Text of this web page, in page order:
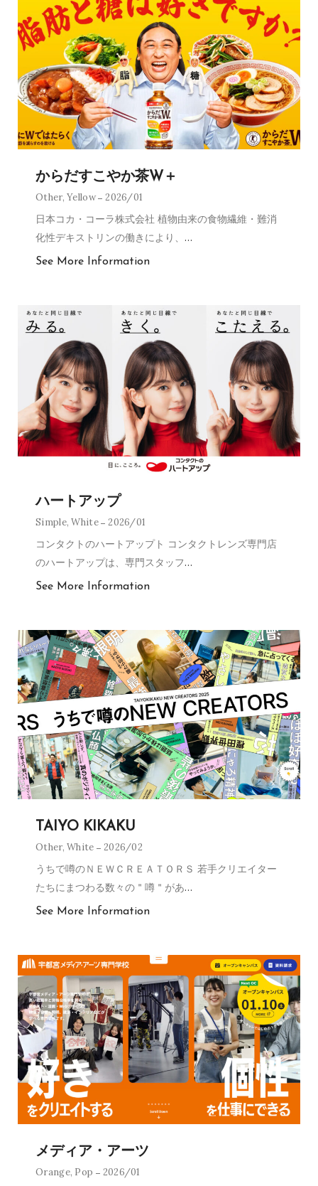
からだすこやか茶W＋
Other,Yellow 2026/01
日本コカ・コーラ株式会社 植物由来の食物繊維・難消
化性デキストリンの働きにより、 …
See More Information
ハートアップ
Simple,White 2026/01
コンタクトのハートアップト コンタクトレンズ専門店
のハートアップは、専門スタッフ…
See More Information
TAIYO KIKAKU
Other,White 2026/02
うちで噂のＮＥＷＣＲＥＡＴＯＲＳ 若手クリエイター
たちにまつわる数々の＂噂＂があ…
See More Information
メディア・アーツ
Orange, Pop 2026/01